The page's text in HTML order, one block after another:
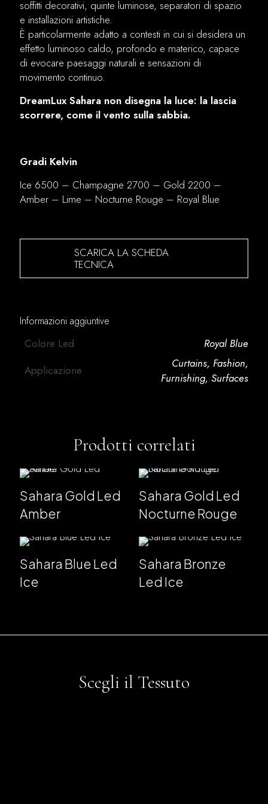
soffitti decorativi, quinte luminose, separatori di spazio
e installazioni artistiche.
È particolarmente adatto a contesti in cui si desidera un
effetto luminoso caldo, profondo e materico, capace
di evocare paesaggi naturali e sensazioni di
movimento continuo.
DreamLux Sahara non disegna la luce: la lascia
scorrere, come il vento sulla sabbia.
Gradi Kelvin
Ice 6500 – Champagne 2700 – Gold 2200 –
Amber – Lime – Nocturne Rouge – Royal Blue
SCARICA LA SCHEDA
TECNICA
Informazioni aggiuntive
Colore Led
Royal Blue
Applicazione
Curtains, Fashion,
Furnishing, Surfaces
Prodotti correlati
Sahara Gold Led
Amber
Sahara Gold Led
Nocturne Rouge
Sahara Blue Led
Ice
Sahara Bronze
Led Ice
Scegli il Tessuto